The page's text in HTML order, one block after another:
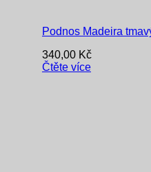
Podnos Madeira
340,00 Kč
Čtěte více